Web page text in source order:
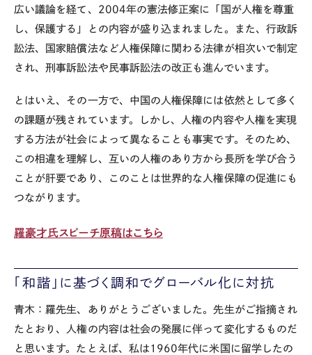
広い議論を経て、2004年の憲法修正案に「国が人権を尊重
し、保護する」との内容が盛り込まれました。また、行政訴
訟法、国家賠償法など人権保障に関わる法律が相次いで制定
され、刑事訴訟法や民事訴訟法の改正も進んでいます。
とはいえ、その一方で、中国の人権保障には依然として多く
の課題が残されています。しかし、人権の内容や人権を実現
する方法が社会によって異なることも事実です。そのため、
この相違を理解し、互いの人権のあり方から長所を学び合う
ことが肝要であり、このことは世界的な人権保障の促進にも
つながります。
羅豪才氏スピーチ原稿はこちら
「和諧」に基づく調和でグローバル化に対抗
青木：羅先生、ありがとうございました。先生がご指摘され
たとおり、人権の内容は社会の発展に伴って変化するものだ
と思います。たとえば、私は1960年代に米国に留学したの